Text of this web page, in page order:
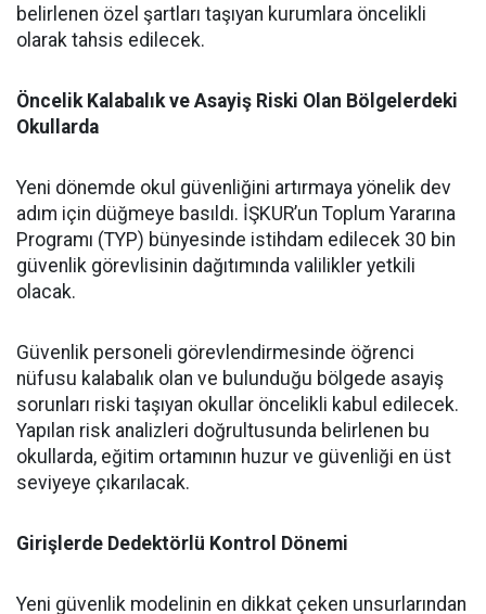
belirlenen özel şartları taşıyan kurumlara öncelikli
olarak tahsis edilecek.
Öncelik Kalabalık ve Asayiş Riski Olan Bölgelerdeki
Okullarda
​Yeni dönemde okul güvenliğini artırmaya yönelik dev
adım için düğmeye basıldı. İŞKUR’un Toplum Yararına
Programı (TYP) bünyesinde istihdam edilecek 30 bin
güvenlik görevlisinin dağıtımında valilikler yetkili
olacak.
​Güvenlik personeli görevlendirmesinde öğrenci
nüfusu kalabalık olan ve bulunduğu bölgede asayiş
sorunları riski taşıyan okullar öncelikli kabul edilecek.
Yapılan risk analizleri doğrultusunda belirlenen bu
okullarda, eğitim ortamının huzur ve güvenliği en üst
seviyeye çıkarılacak.
Girişlerde Dedektörlü Kontrol Dönemi
​Yeni güvenlik modelinin en dikkat çeken unsurlarından